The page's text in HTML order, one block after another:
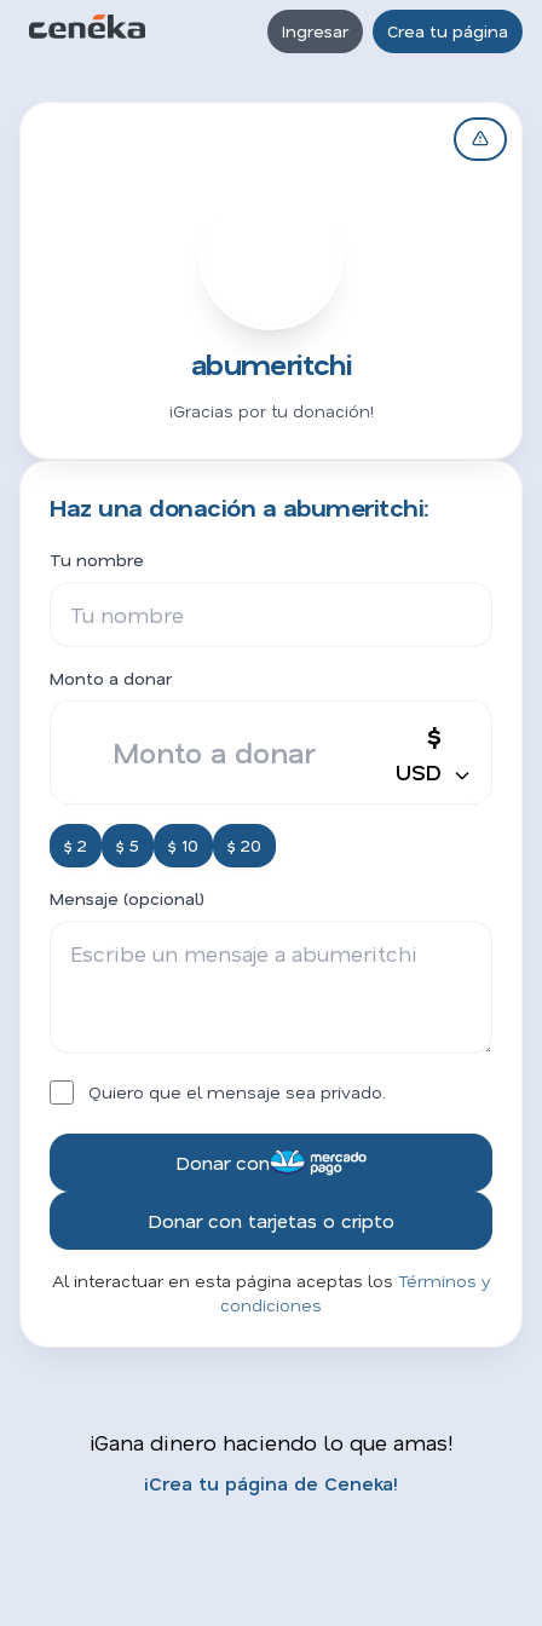
Ingresar Crea tu página
abumeritchi
¡Gracias por tu donación!
Haz una donación a abumeritchi:
Tu nombre
Monto a donar
$
USD
$ 2 $ 5 $ 10 $ 20
Mensaje (opcional)
Quiero que el mensaje sea privado.
Donar con
Donar con tarjetas o cripto
Al interactuar en esta página aceptas los Términos y
condiciones
¡Gana dinero haciendo lo que amas!
¡Crea tu página de Ceneka!